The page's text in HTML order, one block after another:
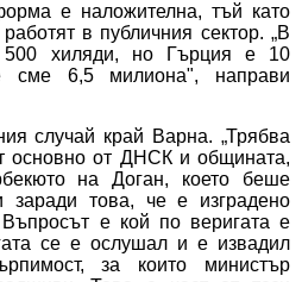
е наложителна, тъй като
в публичния сектор. „В
хиляди, но Гърция е 10
6,5 милиона", направи
случай край Варна. „Трябва
основно от ДНСК и общината,
на Доган, което беше
заради това, че е изградено
е кой по веригата е
се е ослушал и е извадил
за които министър